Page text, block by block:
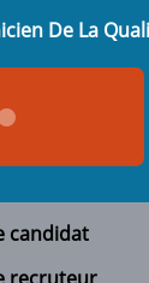
De La
candidat